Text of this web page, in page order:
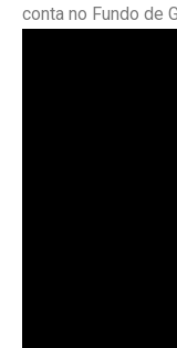
conta no Fundo de